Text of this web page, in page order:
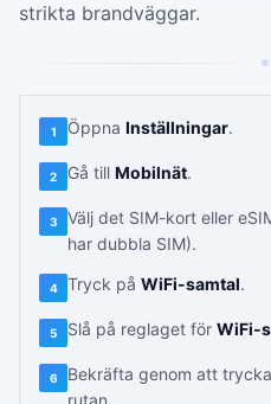
strikta brandväggar.
1 Öppna Inställningar.
2 Gå till Mobilnät.
3
Välj det SIM-kort eller
har dubbla SIM).
4 Tryck på WiFi-samtal.
5 Slå på reglaget för WiFi-
6
Bekräfta genom att
rutan.